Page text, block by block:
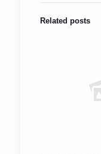
Related posts